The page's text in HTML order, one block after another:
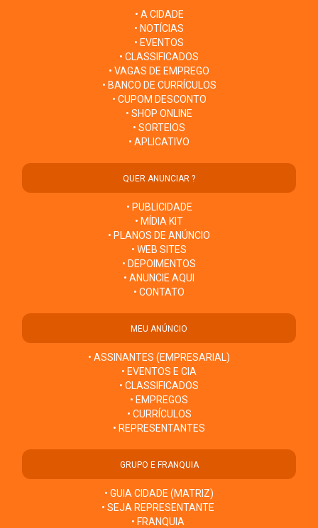
• A CIDADE
• NOTÍCIAS
• EVENTOS
• CLASSIFICADOS
• VAGAS DE EMPREGO
• BANCO DE CURRÍCULOS
• CUPOM DESCONTO
• SHOP ONLINE
• SORTEIOS
• APLICATIVO
QUER ANUNCIAR ?
• PUBLICIDADE
• MÍDIA KIT
• PLANOS DE ANÚNCIO
• WEB SITES
• DEPOIMENTOS
• ANUNCIE AQUI
• CONTATO
MEU ANÚNCIO
• ASSINANTES (EMPRESARIAL)
• EVENTOS E CIA
• CLASSIFICADOS
• EMPREGOS
• CURRÍCULOS
• REPRESENTANTES
GRUPO E FRANQUIA
• GUIA CIDADE (MATRIZ)
• SEJA REPRESENTANTE
• FRANQUIA